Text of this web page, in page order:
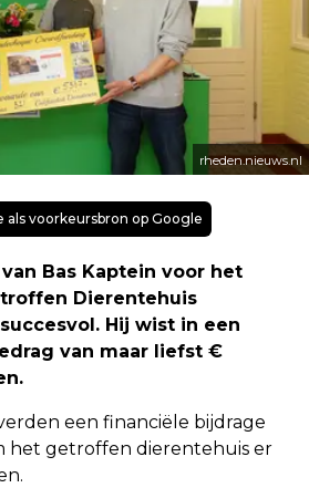
rheden.nieuws.nl
als voorkeursbron op Google
Bas Kaptein voor het
Dierentehuis
Hij wist in een
van maar liefst €
een financiële bijdrage
het getroffen dierentehuis er